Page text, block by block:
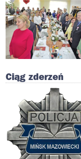
Ciąg zderzeń